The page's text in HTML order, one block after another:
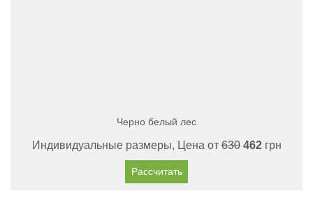
Черно белый лес
Индивидуальные размеры, Цена от630 462грн
Рассчитать